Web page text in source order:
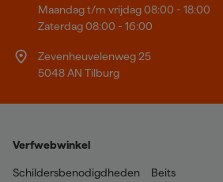
Maandag t/m vrijdag 08:00 - 18:00
Zaterdag 08:00 - 16:00
Zevenheuvelenweg 25
5048 AN Tilburg
Verfwebwinkel
Schildersbenodigdheden
Beits